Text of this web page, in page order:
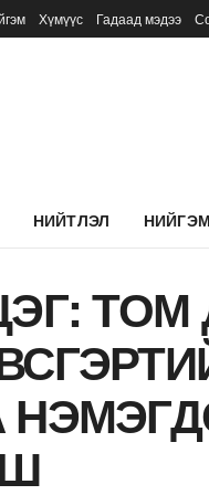
Хүмүүс Гадаад мэдээ
НИЙТЛЭЛ НИЙГЭМ
ТОМ